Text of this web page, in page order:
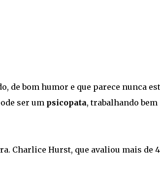
de bom humor e que parece nunca
ser um psicopata, trabalhando bem
Charlice Hurst, que avaliou mais de